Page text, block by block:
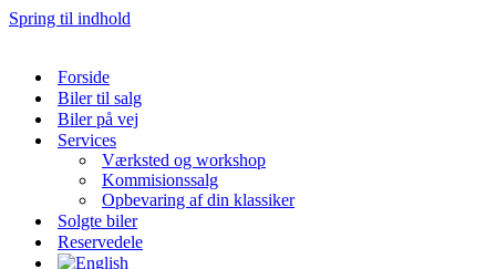
Spring til indhold
Forside
Biler til salg
Biler på vej
Services
Værksted og workshop
Kommisionssalg
Opbevaring af din klassiker
Solgte biler
Reservedele